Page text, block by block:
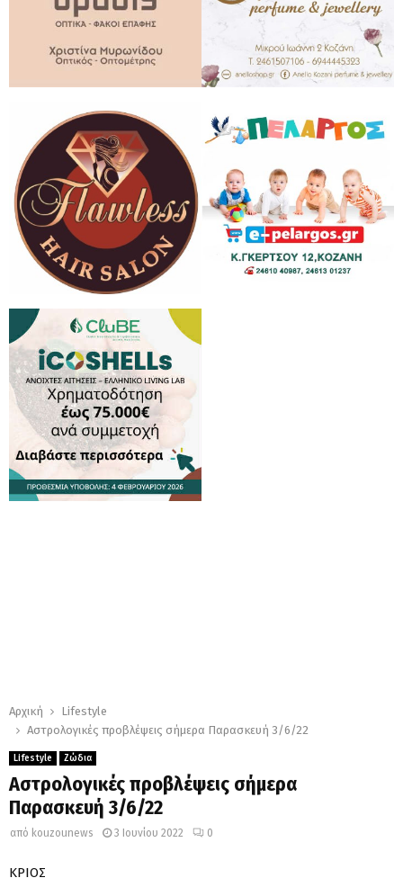
Αρχική
Lifestyle
Αστρολογικές προβλέψεις σήμερα Παρασκευή 3/6/22
Lifestyle Ζώδια
Αστρολογικές προβλέψεις σήμερα
Παρασκευή 3/6/22
από kouzounews 3 Ιουνίου 2022 0
ΚΡΙΟΣ